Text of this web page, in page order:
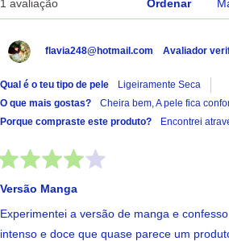
1 avaliação Ordenar
flavia248@hotmail.com Avaliador
Qual é o teu tipo de pele
Ligeiramente Seca
O que mais gostas?
Cheira bem, A pele fica
Porque compraste este produto?
Encontrei
Versão Manga
Experimentei a versão de manga e
intenso e doce que quase parece um